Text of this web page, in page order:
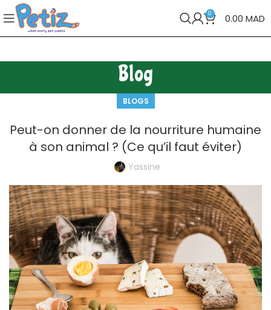
0 0.00 MAD
Blog
BLOGS
Peut-on donner de la nourriture humaine
à son animal ? (Ce qu’il faut éviter)
Yassine